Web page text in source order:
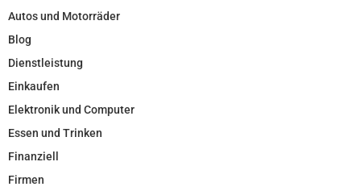
Autos und Motorräder
Blog
Dienstleistung
Einkaufen
Elektronik und Computer
Essen und Trinken
Finanziell
Firmen